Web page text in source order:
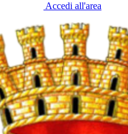
Accedi all'area